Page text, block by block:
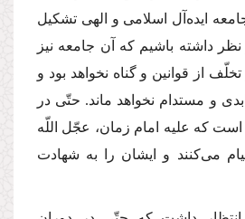
ایده‌آل اسلامى و الهى تشكیل
داشته باشیم كه آن جامعه نیز
از قوانین و گناه نخواهد بود و
و مستدام نخواهد ماند. حتّى در
است كه علیه امام زمان، عجّل اللّه
مى‌كنند و ایشان را به شهادت